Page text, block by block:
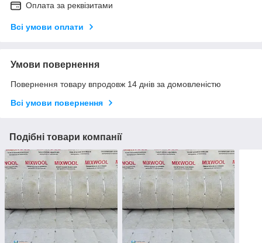
Оплата за реквізитами
Всі умови оплати
Умови повернення
Повернення товару впродовж 14 днів за домовленістю
Всі умови повернення
Подібні товари компанії